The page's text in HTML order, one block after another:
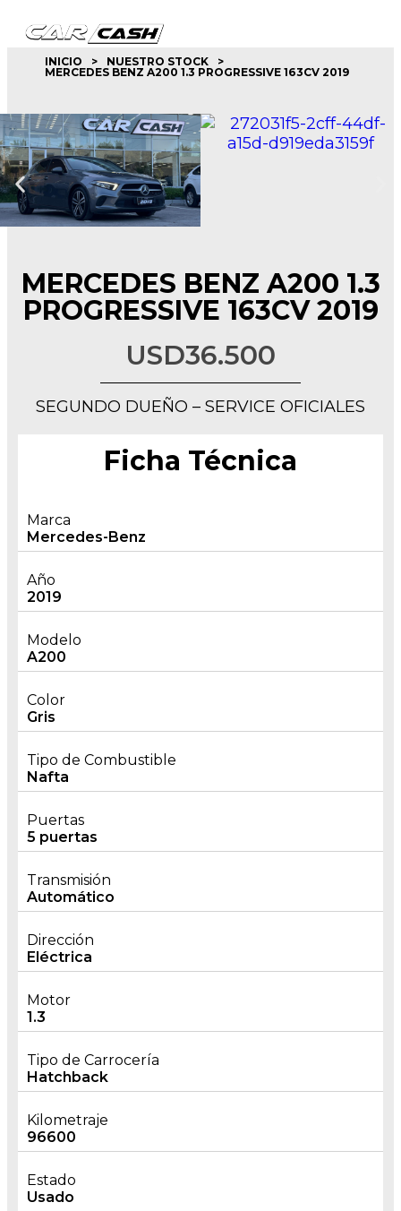
INICIO > NUESTRO STOCK
>
MERCEDES BENZ A200 1.3 PROGRESSIVE 163CV 2019
MERCEDES BENZ A200 1.3
PROGRESSIVE 163CV 2019
USD36.500
SEGUNDO DUEÑO – SERVICE OFICIALES
Ficha Técnica
Marca
Mercedes-Benz
Año
2019
Modelo
A200
Color
Gris
Tipo de Combustible
Nafta
Puertas
5 puertas
Transmisión
Automático
Dirección
Eléctrica
Motor
1.3
Tipo de Carrocería
Hatchback
Kilometraje
96600
Estado
Usado